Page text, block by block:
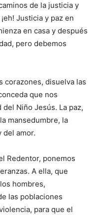
de la justicia y
Justicia y paz en
en casa y después
pero debemos
corazones, disuelva las
que nos
Niño Jesús. La paz,
mansedumbre, la
del amor.
Redentor, ponemos
A ella, que
hombres,
las poblaciones
para que el